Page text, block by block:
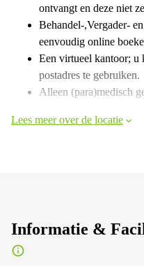
ontvangt en deze niet
Behandel-,Vergader-
eenvoudig online
Een virtueel kantoor; u
postadres te gebruiken.
Alleen (para)medisch
Lees meer over de locatie
Informatie &